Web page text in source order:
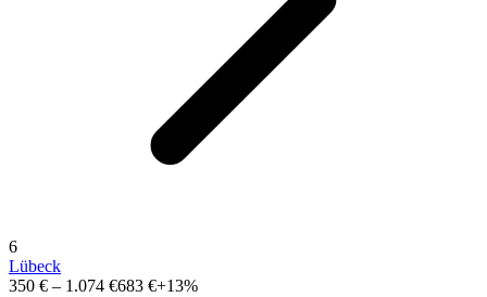
6
Lübeck
350 € – 1.074 €683 €+13%